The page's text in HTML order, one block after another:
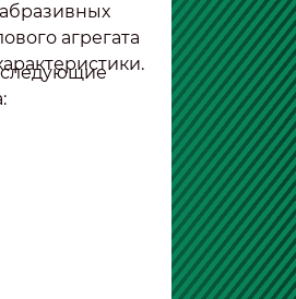
агрегата
следующие